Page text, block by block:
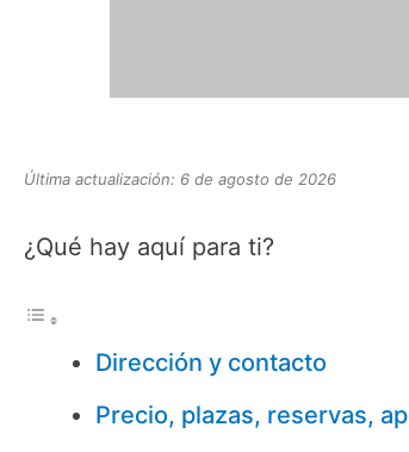
Última actualización: 6 de agosto de 2026
¿Qué hay aquí para ti?
Dirección y contacto
Precio, plazas, reservas,